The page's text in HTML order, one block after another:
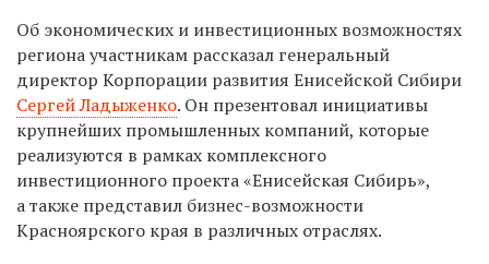
Об экономических и инвестиционных возможностях
региона участникам рассказал генеральный
директор Корпорации развития Енисейской Сибири
Сергей Ладыженко. Он презентовал инициативы
крупнейших промышленных компаний, которые
реализуются в рамках комплексного
инвестиционного проекта «Енисейская Сибирь»,
а также представил бизнес-возможности
Красноярского края в различных отраслях.